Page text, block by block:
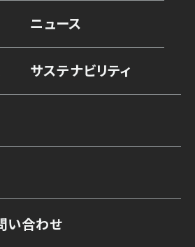
ニュース
サステナビリティ
い合わせ